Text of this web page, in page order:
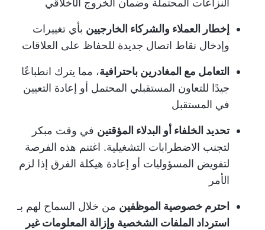
النزاعات المحتملة وضمان الخروج الأخلاقي
إخطار العملاء والشركاء الخارجيين بأي تغييرات
وإدخال نقاط اتصال جديدة للحفاظ على العلاقات
التعامل مع المغادرين باحترافية، مما يترك انطباعًا
جيدًا للتعاون المستقبلي المحتمل أو إعادة التعيين
في المستقبل
تحديد الخلفاء أو البدلاء المؤقتين في وقت مبكر
لتجنب الاضطرابات التشغيلية. اغتنم هذه الفرصة
لتفويض المسؤوليات أو إعادة هيكلة الفرق إذا لزم
الأمر
احترم خصوصية الموظفين من خلال السماح لهم بـ
استرداد الملفات الشخصية وإزالة المعلومات غير